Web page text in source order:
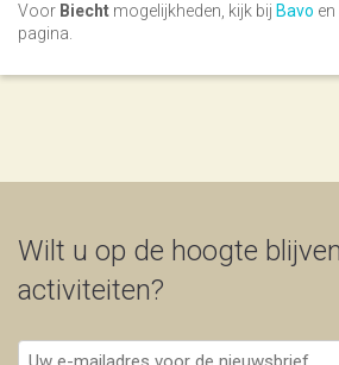
Voor Biecht mogelijkheden, kijk bij Bavo en
pagina.
Wilt u op de hoogte
activiteiten?
Uw